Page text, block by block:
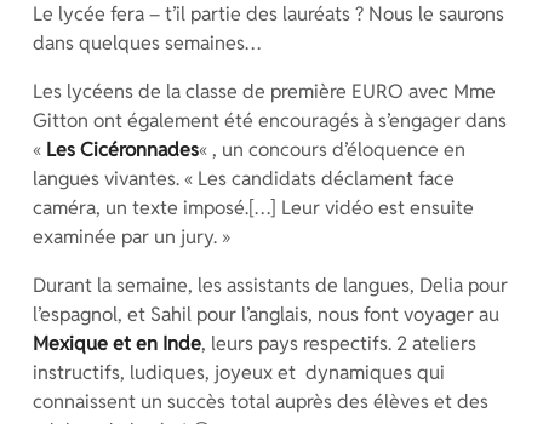
Le lycée fera – t’il partie des lauréats ? Nous le saurons
dans quelques semaines…
Les lycéens de la classe de première EURO avec Mme
Gitton ont également été encouragés à s’engager dans
« Les Cicéronnades« , un concours d’éloquence en
langues vivantes. « Les candidats déclament face
caméra, un texte imposé.[…] Leur vidéo est ensuite
examinée par un jury. »
Durant la semaine, les assistants de langues, Delia pour
l’espagnol, et Sahil pour l’anglais, nous font voyager au
Mexique et en Inde, leurs pays respectifs. 2 ateliers
instructifs, ludiques, joyeux et dynamiques qui
connaissent un succès total auprès des élèves et des